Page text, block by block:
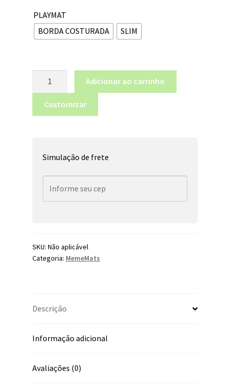
PLAYMAT
BORDA COSTURADA
SLIM
Adicionar ao carrinho
Customizar
Simulação de frete
SKU: Não aplicável
Categoria: MemeMats
Descrição
Informação adicional
Avaliações (0)